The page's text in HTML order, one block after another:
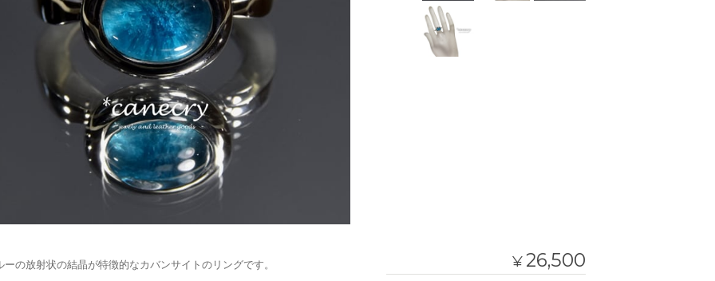
ーの放射状の結晶が特徴的なカバンサイトのリングです。 ¥26,500